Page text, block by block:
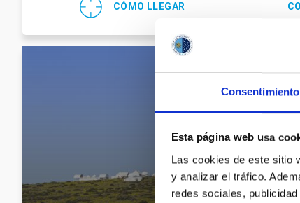
Consentimiento
Esta página web usa
Las cookies de este sitio
y analizar el tráfico.
redes sociales,
CÓMO LLEGAR